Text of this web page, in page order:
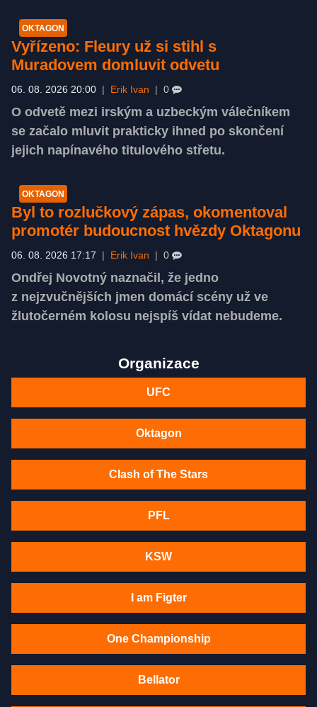
OKTAGON
Vyřízeno: Fleury už si stihl s
Muradovem domluvit odvetu
06. 08. 2026 20:00 | Erik Ivan | 0
O odvetě mezi irským a uzbeckým válečníkem
se začalo mluvit prakticky ihned po skončení
jejich napínavého titulového střetu.
OKTAGON
Byl to rozlučkový zápas, okomentoval
promotér budoucnost hvězdy Oktagonu
06. 08. 2026 17:17 | Erik Ivan | 0
Ondřej Novotný naznačil, že jedno
z nejzvučnějších jmen domácí scény už ve
žlutočerném kolosu nejspíš vídat nebudeme.
Organizace
UFC
Oktagon
Clash of The Stars
PFL
KSW
I am Figter
One Championship
Bellator